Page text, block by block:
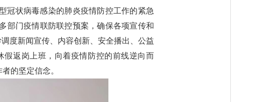
冠状病毒感染的肺炎疫情防控工作的紧急
部门疫情联防联控预案，确保各项宣传和
度新闻宣传、内容创新、安全播出、公益
返岗上班，向着疫情防控的前线逆向而
的坚定信念。